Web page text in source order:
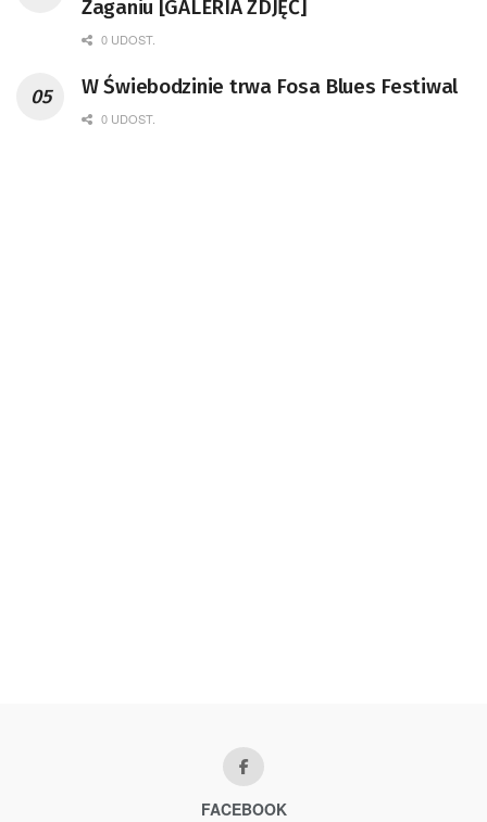
Żaganiu [GALERIA ZDJĘĆ]
0 UDOST.
W Świebodzinie trwa Fosa Blues Festiwal
0 UDOST.
FACEBOOK